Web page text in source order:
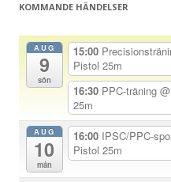
a
KOMMANDE HÄNDELSER
AUG
9
sön
15:00
Pistol 25m
16:30 PPC-träning
25m
AUG
10
mån
16:00 IPSC/PPC-
Pistol 25m